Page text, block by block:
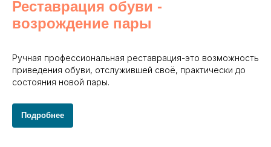
Реставрация обуви -
возрождение пары
Ручная профессиональная реставрация-это возможность
приведения обуви, отслужившей своё, практически до
состояния новой пары.
Подробнее